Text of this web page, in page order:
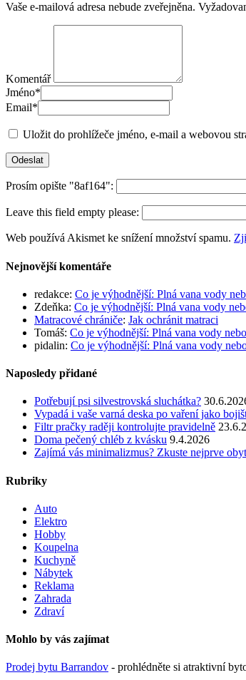
Vaše e-mailová adresa nebude zveřejněna.
Komentář
Jméno*
Email*
Uložit do prohlížeče jméno, e-mail a webovou
Prosím opište "8af164":
Leave this field empty please:
Web používá Akismet ke snížení množství spamu.
Nejnovější komentáře
redakce: Co je výhodnější: Plná vana vody
Zdeňka: Co je výhodnější: Plná vana vody
Matracové chrániče: Jak ochránit matraci
Tomáš: Co je výhodnější: Plná vana vody
pidalin: Co je výhodnější: Plná vana vody
Naposledy přidané
Potřebují psi silvestrovská sluchátka?
Vypadá i vaše varná deska po vaření jako
Filtr pračky raději kontrolujte pravidelně
Doma pečený chléb z kvásku 9.4.2026
Zajímá vás minimalizmus? Zkuste nejprve
Rubriky
Auto
Elektro
Hobby
Koupelna
Kuchyně
Nábytek
Reklama
Zahrada
Zdraví
Mohlo by vás zajímat
Prodej bytu Barrandov - prohlédněte si atraktivní